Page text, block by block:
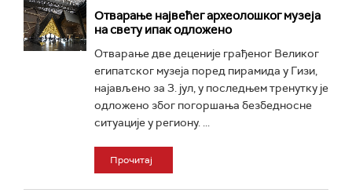
Отварање највећег археолошког музеја
на свету ипак одложено
Отварање две деценије грађеног Великог
египатског музеја поред пирамида у Гизи,
најављено за 3. јул, у последњем тренутку је
одложено због погоршања безбедносне
ситуације у региону. ...
Прочитај